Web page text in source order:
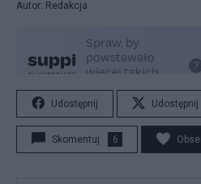
Autor: Redakcja
Udostępnij Udostępnij
Skomentuj 6